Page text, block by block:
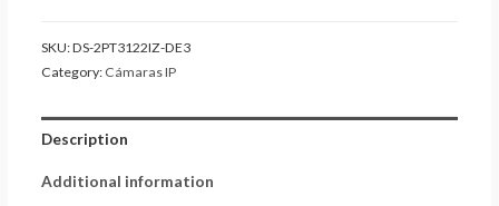
SKU:DS-2PT3122IZ-DE3
Category: Cámaras IP
Description
Additional information